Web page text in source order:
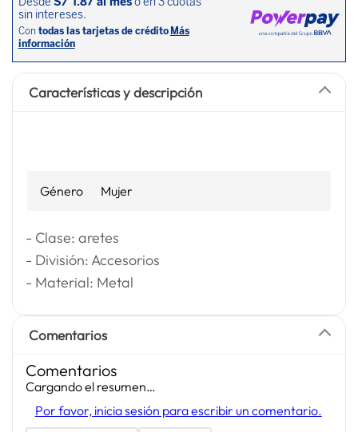
Características y descripción
Género Mujer
- Clase: aretes
- División: Accesorios
- Material: Metal
Comentarios
Comentarios
Cargando el resumen…
Por favor, inicia sesión para escribir un comentario.